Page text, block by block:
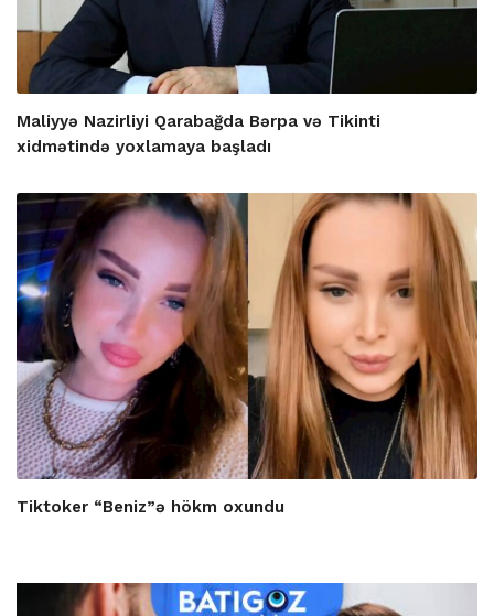
Maliyyə Nazirliyi Qarabağda Bərpa və Tikinti
xidmətində yoxlamaya başladı
Tiktoker “Beniz”ə hökm oxundu